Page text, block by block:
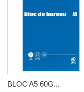
BLOC A5 60G...